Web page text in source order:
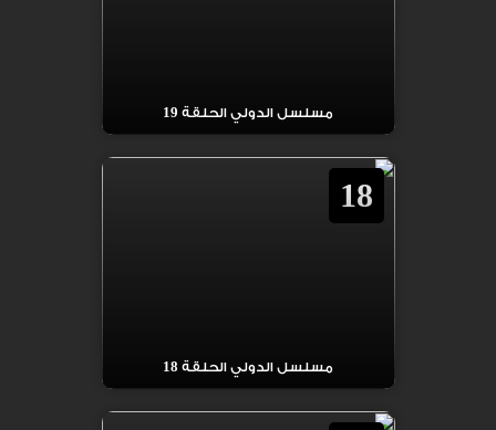
مسلسل الدولي الحلقة 19
18
مسلسل الدولي الحلقة 18